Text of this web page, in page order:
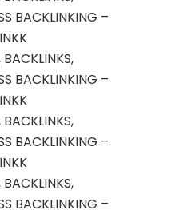
BACKLINKING –
BACKLINKS,
BACKLINKING –
BACKLINKS,
BACKLINKING –
BACKLINKS,
BACKLINKING –